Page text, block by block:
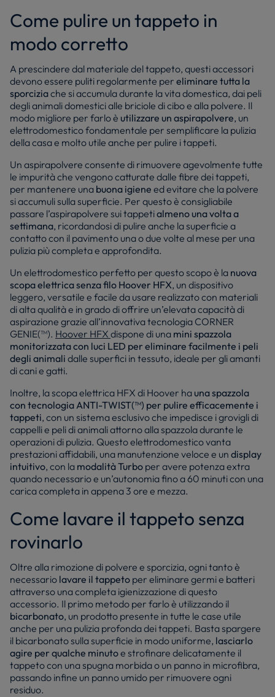
Come pulire un tappeto in
modo corretto
A prescindere dal materiale del tappeto, questi accessori
devono essere puliti regolarmente per eliminare tutta la
sporciziache si accumula durante la vita domestica, dai peli
degli animali domestici alle briciole di cibo e alla polvere. Il
modo migliore per farlo è utilizzare un aspirapolvere, un
elettrodomestico fondamentale per semplificare la pulizia
della casa e molto utile anche per pulire i tappeti.
Un aspirapolvere consente di rimuovere agevolmente tutte
le impurità che vengono catturate dalle fibre dei tappeti,
per mantenere una buona igiene ed evitare che la polvere
si accumuli sulla superficie. Per questo è consigliabile
passare l’aspirapolvere sui tappetialmeno una volta a
settimana, ricordandosi di pulire anche la superficie a
contatto con il pavimento una o due volte al mese per una
pulizia più completa e approfondita.
Un elettrodomestico perfetto per questo scopo è la nuova
scopa elettrica senza filo Hoover HFX, un dispositivo
leggero, versatile e facile da usare realizzato con materiali
di alta qualità e in grado di offrire un’elevata capacità di
aspirazione grazie all’innovativa tecnologia CORNER
GENIE(™). Hoover HFX dispone di una mini spazzola
monitorizzata con luci LED per eliminare facilmente i peli
degli animali dalle superfici in tessuto, ideale per gli amanti
di cani e gatti.
Inoltre, la scopa elettrica HFX di Hoover ha una spazzola
con tecnologia ANTI-TWIST(™) per pulire efficacemente i
tappeti, con un sistema esclusivo che impedisce i grovigli di
cappelli e peli di animali attorno alla spazzola durante le
operazioni di pulizia. Questo elettrodomestico vanta
prestazioni affidabili, una manutenzione veloce e un display
intuitivo, con la modalità Turbo per avere potenza extra
quando necessario e un’autonomia fino a 60 minuti con una
carica completa in appena 3 ore e mezza.
Come lavare il tappeto senza
rovinarlo
Oltre alla rimozione di polvere e sporcizia, ogni tanto è
necessario lavare il tappeto per eliminare germi e batteri
attraverso una completa igienizzazione di questo
accessorio. Il primo metodo per farlo è utilizzando il
bicarbonato, un prodotto presente in tutte le case utile
anche per una pulizia profonda dei tappeti. Basta spargere
il bicarbonato sulla superficie in modo uniforme, lasciarlo
agire per qualche minutoe strofinare delicatamente il
tappeto con una spugna morbida o un panno in microfibra,
passando infine un panno umido per rimuovere ogni
residuo.